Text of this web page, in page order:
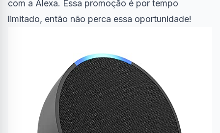
com a Alexa. Essa promoção é por tempo
limitado, então não perca essa oportunidade!